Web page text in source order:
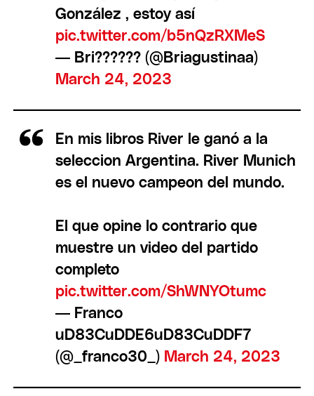
González , estoy así
pic.twitter.com/b5nQzRXMeS
— Bri?????? (@Briagustinaa)
March 24, 2023
En mis libros River le ganó a la
seleccion Argentina. River Munich
es el nuevo campeon del mundo.
El que opine lo contrario que
muestre un video del partido
completo
pic.twitter.com/ShWNYOtumc
— Franco
uD83CuDDE6uD83CuDDF7
(@_franco30_) March 24, 2023